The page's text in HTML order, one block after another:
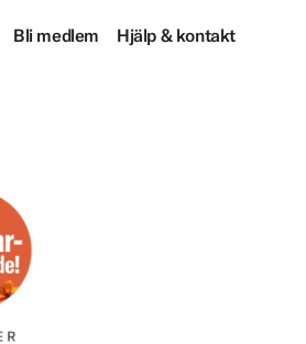
Bli medlem Hjälp & kontakt